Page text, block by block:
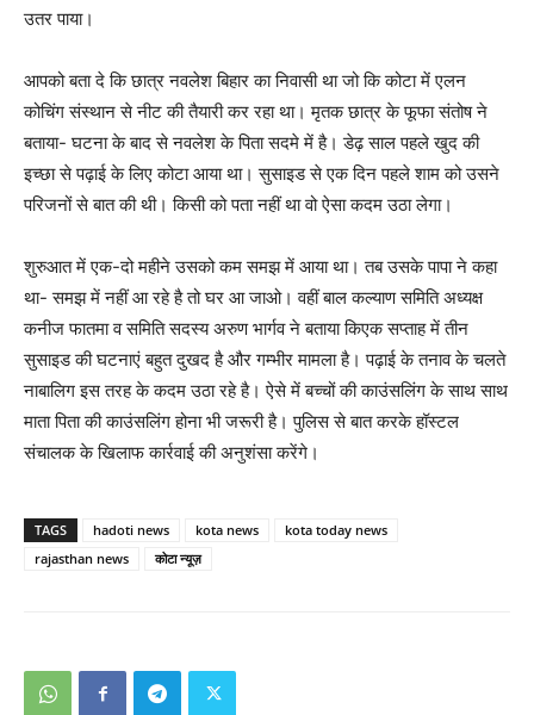
उतर पाया।
आपको बता दे कि छात्र नवलेश बिहार का निवासी था जो कि कोटा में एलन
कोचिंग संस्थान से नीट की तैयारी कर रहा था। मृतक छात्र के फूफा संतोष ने
बताया- घटना के बाद से नवलेश के पिता सदमे में है। डेढ़ साल पहले खुद की
इच्छा से पढ़ाई के लिए कोटा आया था। सुसाइड से एक दिन पहले शाम को उसने
परिजनों से बात की थी। किसी को पता नहीं था वो ऐसा कदम उठा लेगा।
शुरुआत में एक-दो महीने उसको कम समझ में आया था। तब उसके पापा ने कहा
था- समझ में नहीं आ रहे है तो घर आ जाओ। वहीं बाल कल्याण समिति अध्यक्ष
कनीज फातमा व समिति सदस्य अरुण भार्गव ने बताया किएक सप्ताह में तीन
सुसाइड की घटनाएं बहुत दुखद है और गम्भीर मामला है। पढ़ाई के तनाव के चलते
नाबालिग इस तरह के कदम उठा रहे है। ऐसे में बच्चों की काउंसलिंग के साथ साथ
माता पिता की काउंसलिंग होना भी जरूरी है। पुलिस से बात करके हॉस्टल
संचालक के खिलाफ कार्रवाई की अनुशंसा करेंगे।
TAGS hadoti news kota news
kota today news
rajasthan news
कोटा न्यूज़